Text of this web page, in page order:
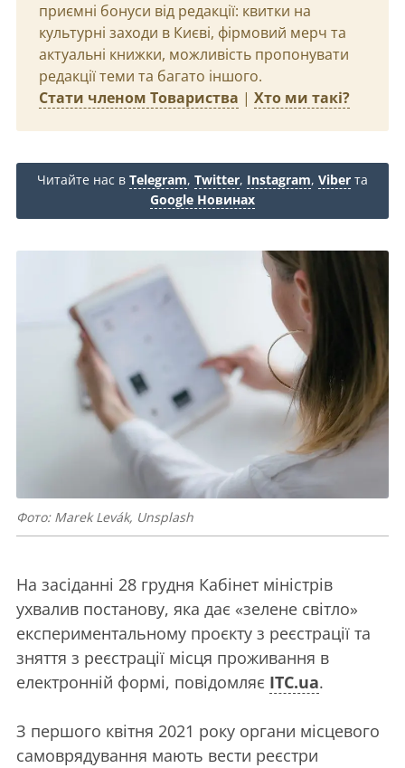
приємні бонуси від редакції: квитки на
культурні заходи в Києві, фірмовий мерч та
актуальні книжки, можливість пропонувати
редакції теми та багато іншого.
Стати членом Товариства | Хто ми такі?
Читайте нас в Telegram, Twitter, Instagram, Viber та
Google Новинах
Фото: Marek Levák, Unsplash
На засіданні 28 грудня Кабінет міністрів
ухвалив постанову, яка дає «зелене світло»
експериментальному проєкту з реєстрації та
зняття з реєстрації місця проживання в
електронній формі, повідомляє ITC.ua.
З першого квітня 2021 року органи місцевого
самоврядування мають вести реєстри